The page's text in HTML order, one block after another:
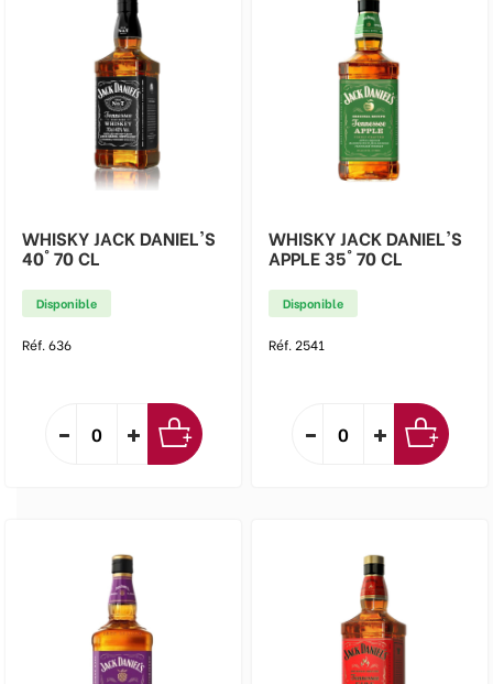
WHISKY JACK DANIEL'S
40° 70 CL
Disponible
Réf. 636
WHISKY JACK DANIEL'S
APPLE 35° 70 CL
Disponible
Réf. 2541